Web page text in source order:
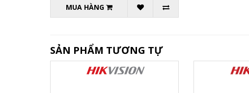
MUA HÀNG
SẢN PHẨM TƯƠNG TỰ